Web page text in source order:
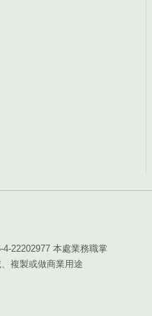
22202977 本處業務職掌
複製或做商業用途